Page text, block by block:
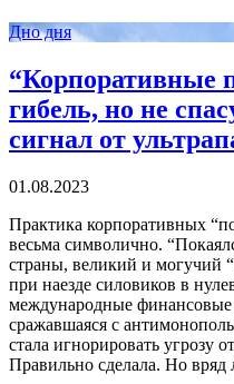
Дно дня
“Корпоративные
гибель, но не
сигнал от
01.08.2023
Практика корпоративных
весьма символично.
страны, великий и могучий
при наезде силовиков в
международные
сражавшаяся с
стала игнорировать угрозу
Правильно сделала. Но вряд